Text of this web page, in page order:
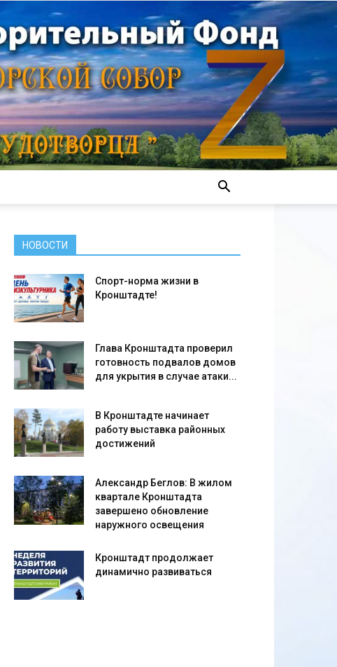
НОВОСТИ
Спорт-норма жизни в
Кронштадте!
Глава Кронштадта проверил
готовность подвалов домов
для укрытия в случае атаки...
В Кронштадте начинает
работу выставка районных
достижений
Александр Беглов: В жилом
квартале Кронштадта
завершено обновление
наружного освещения
Кронштадт продолжает
динамично развиваться